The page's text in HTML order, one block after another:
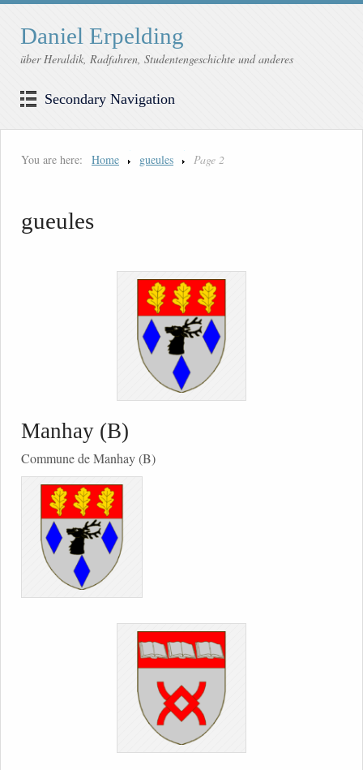
Daniel Erpelding
über Heraldik, Radfahren, Studentengeschichte und anderes
Secondary Navigation
You are here: Home gueules Page 2
gueules
Manhay (B)
Commune de Manhay (B)